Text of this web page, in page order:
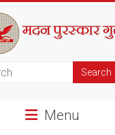
Menu